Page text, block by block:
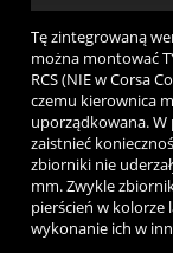
Tę zintegrowaną
można montować
RCS (NIE w Corsa
czemu kierownica
uporządkowana.
zaistnieć
zbiorniki nie
mm. Zwykle
pierścień w kolorze
wykonanie ich w